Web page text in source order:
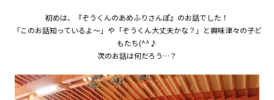
初めは、『ぞうくんのあめふりさんぽ』のお話でした！
「このお話知っているよ～」や「ぞうくん大丈夫かな？」と興味津々の子ど
もたち(^^♪
次のお話は何だろう…？